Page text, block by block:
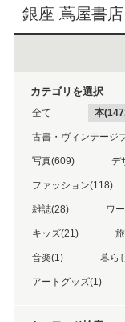
銀座 蔦屋書店
カテゴリを選択
全て 本
古書・ヴィンテージ
写真(609) デ
ファッション(118)
雑誌(28) ワ
キッズ(21)
音楽(1) 暮ら
アートグッズ(1)